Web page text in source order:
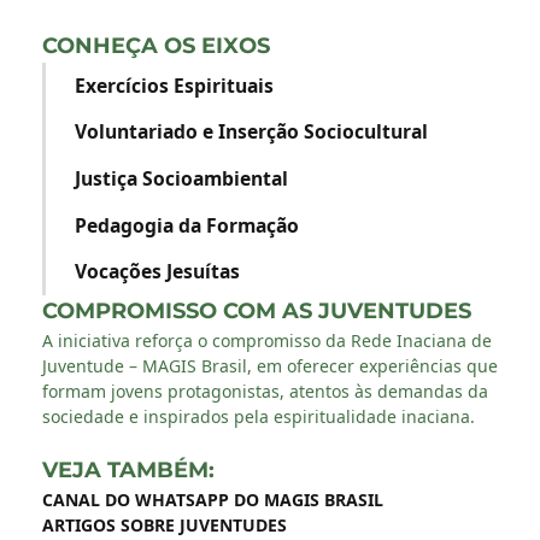
CONHEÇA OS EIXOS
Exercícios Espirituais
Voluntariado e Inserção Sociocultural
Justiça Socioambiental
Pedagogia da Formação
Vocações Jesuítas
COMPROMISSO COM AS JUVENTUDES
A iniciativa reforça o compromisso da Rede Inaciana de
Juventude – MAGIS Brasil, em oferecer experiências que
formam jovens protagonistas, atentos às demandas da
sociedade e inspirados pela espiritualidade inaciana.
VEJA TAMBÉM:
CANAL DO WHATSAPP DO MAGIS BRASIL
ARTIGOS SOBRE JUVENTUDES